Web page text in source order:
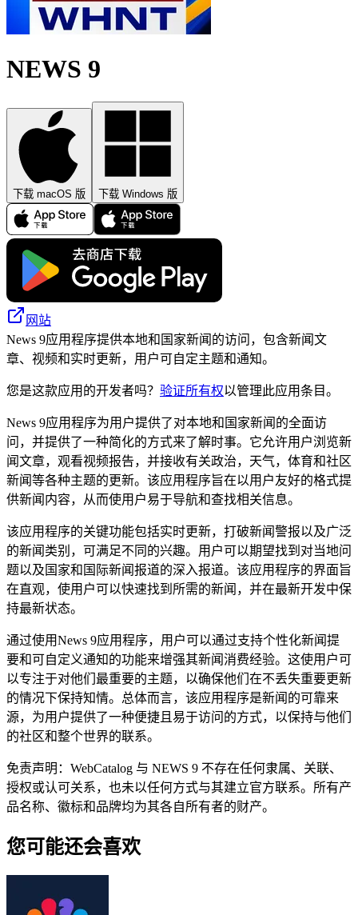
NEWS 9
下载 macOS 版 下载 Windows 版
网站
News 9应用程序提供本地和国家新闻的访问，包含新闻文
章、视频和实时更新，用户可自定主题和通知。
您是这款应用的开发者吗？ 验证所有权以管理此应用条目。
News 9应用程序为用户提供了对本地和国家新闻的全面访
问，并提供了一种简化的方式来了解时事。它允许用户浏览新
闻文章，观看视频报告，并接收有关政治，天气，体育和社区
新闻等各种主题的更新。该应用程序旨在以用户友好的格式提
供新闻内容，从而使用户易于导航和查找相关信息。
该应用程序的关键功能包括实时更新，打破新闻警报以及广泛
的新闻类别，可满足不同的兴趣。用户可以期望找到对当地问
题以及国家和国际新闻报道的深入报道。该应用程序的界面旨
在直观，使用户可以快速找到所需的新闻，并在最新开发中保
持最新状态。
通过使用News 9应用程序，用户可以通过支持个性化新闻提
要和可自定义通知的功能来增强其新闻消费经验。这使用户可
以专注于对他们最重要的主题，以确保他们在不丢失重要更新
的情况下保持知情。总体而言，该应用程序是新闻的可靠来
源，为用户提供了一种便捷且易于访问的方式，以保持与他们
的社区和整个世界的联系。
免责声明：WebCatalog 与 NEWS 9 不存在任何隶属、关联、
授权或认可关系，也未以任何方式与其建立官方联系。所有产
品名称、徽标和品牌均为其各自所有者的财产。
您可能还会喜欢